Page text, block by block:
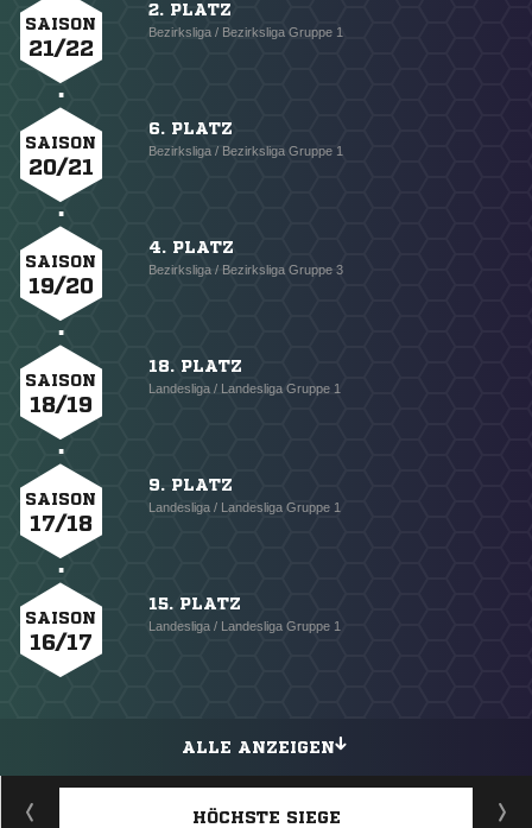
SAISON
21/22
2. PLATZ
Bezirksliga / Bezirksliga Gruppe 1
SAISON
20/21
6. PLATZ
Bezirksliga / Bezirksliga Gruppe 1
SAISON
19/20
4. PLATZ
Bezirksliga / Bezirksliga Gruppe 3
SAISON
18/19
18. PLATZ
Landesliga / Landesliga Gruppe 1
SAISON
17/18
9. PLATZ
Landesliga / Landesliga Gruppe 1
SAISON
16/17
15. PLATZ
Landesliga / Landesliga Gruppe 1
ALLE ANZEIGEN
HÖCHSTE SIEGE